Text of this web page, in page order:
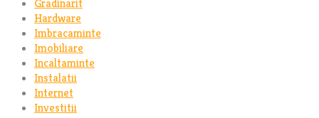
Hardware
Imbracaminte
Imobiliare
Incaltaminte
Instalatii
Internet
Investitii